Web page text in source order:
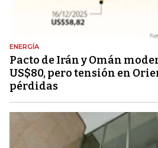
ENERGÍA
Pacto de Irán y Omán
US$80, pero tensión en
pérdidas